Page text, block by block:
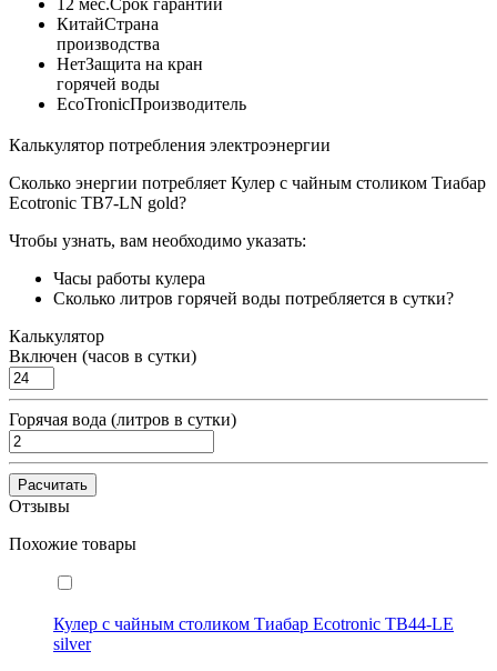
12 мес.Срок гарантии
КитайСтрана
производства
НетЗащита на кран
горячей воды
EcoTronicПроизводитель
Калькулятор потребления электроэнергии
Сколько энергии потребляет Кулер с чайным столиком Тиабар
Ecotronic TB7-LN gold?
Чтобы узнать, вам необходимо указать:
Часы работы кулера
Сколько литров горячей воды потребляется в сутки?
Калькулятор
Включен (часов в сутки)
Горячая вода (литров в сутки)
Расчитать
Отзывы
Похожие товары
Кулер с чайным столиком Тиабар Ecotronic TB44-LE
silver